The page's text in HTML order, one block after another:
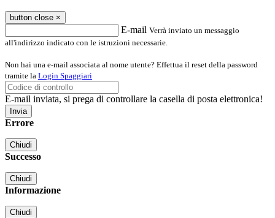
button close ×
E-mail Verrà inviato un messaggio
all'indirizzo indicato con le istruzioni necessarie.
Non hai una e-mail associata al nome utente? Effettua il reset della password
tramite la Login Spaggiari
E-mail inviata, si prega di controllare la casella di posta elettronica!
Errore
Chiudi
Successo
Chiudi
Informazione
Chiudi